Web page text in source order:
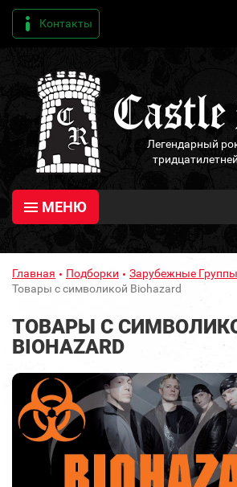
Контакты
Легендарный
МЕНЮ
Главная Подборки
Зарубежные Группы
Товары с символикой Biohazard
ТОВАРЫ С
BIOHAZARD